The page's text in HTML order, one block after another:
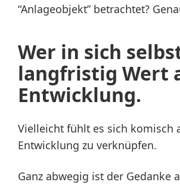
“Anlageobjekt” betrachtet?
Wer in sich
langfristig Wert
Entwicklung.
Vielleicht fühlt es sich komisch
Entwicklung zu verknüpfen.
Ganz abwegig ist der Gedanke